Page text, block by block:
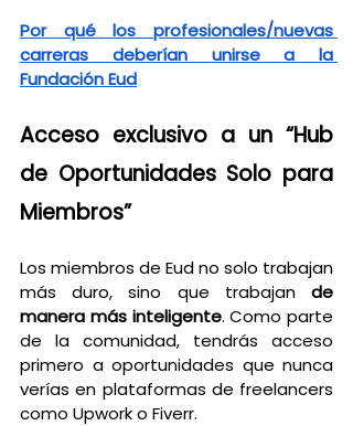
Por qué los profesionales/nuevas
carreras deberían unirse a la
Fundación Eud
Acceso exclusivo a un “Hub
de Oportunidades Solo para
Miembros”
Los miembros de Eud no solo trabajan
más duro, sino que trabajan de
manera más inteligente. Como parte
de la comunidad, tendrás acceso
primero a oportunidades que nunca
verías en plataformas de freelancers
como Upwork o Fiverr.